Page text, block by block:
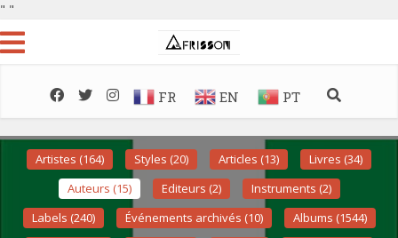
" "
FR EN PT
Artistes (164) Styles (20) Articles (13)
Livres (34)
Auteurs (15)
Editeurs (2)
Instruments (2)
Labels (240)
Événements archivés (10)
Albums (1544)